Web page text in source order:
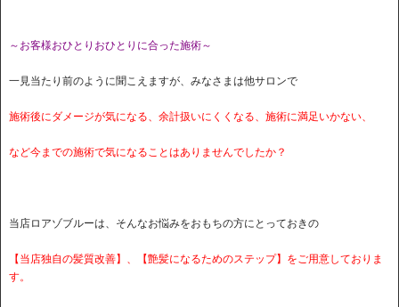
～お客様おひとりおひとりに合った施術～
一見当たり前のように聞こえますが、みなさまは他サロンで
施術後にダメージが気になる、余計扱いにくくなる、施術に満足いかない、
など今までの施術で気になることはありませんでしたか？
当店ロアゾブルーは、そんなお悩みをおもちの方にとっておきの
【当店独自の髪質改善】、【艶髪になるためのステップ】をご用意しておりま
す。